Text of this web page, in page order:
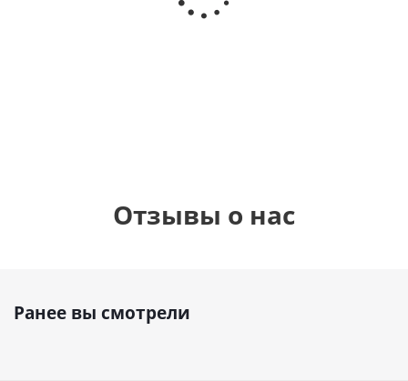
Сердце розовое
Отзывы о нас
Ранее вы смотрели